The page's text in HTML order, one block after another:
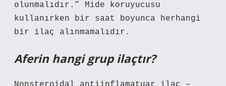
olunmalıdır.” Mide koruyucusu
kullanırken bir saat boyunca herhangi
bir ilaç alınmamalıdır.
Aferin hangi grup ilaçtır?